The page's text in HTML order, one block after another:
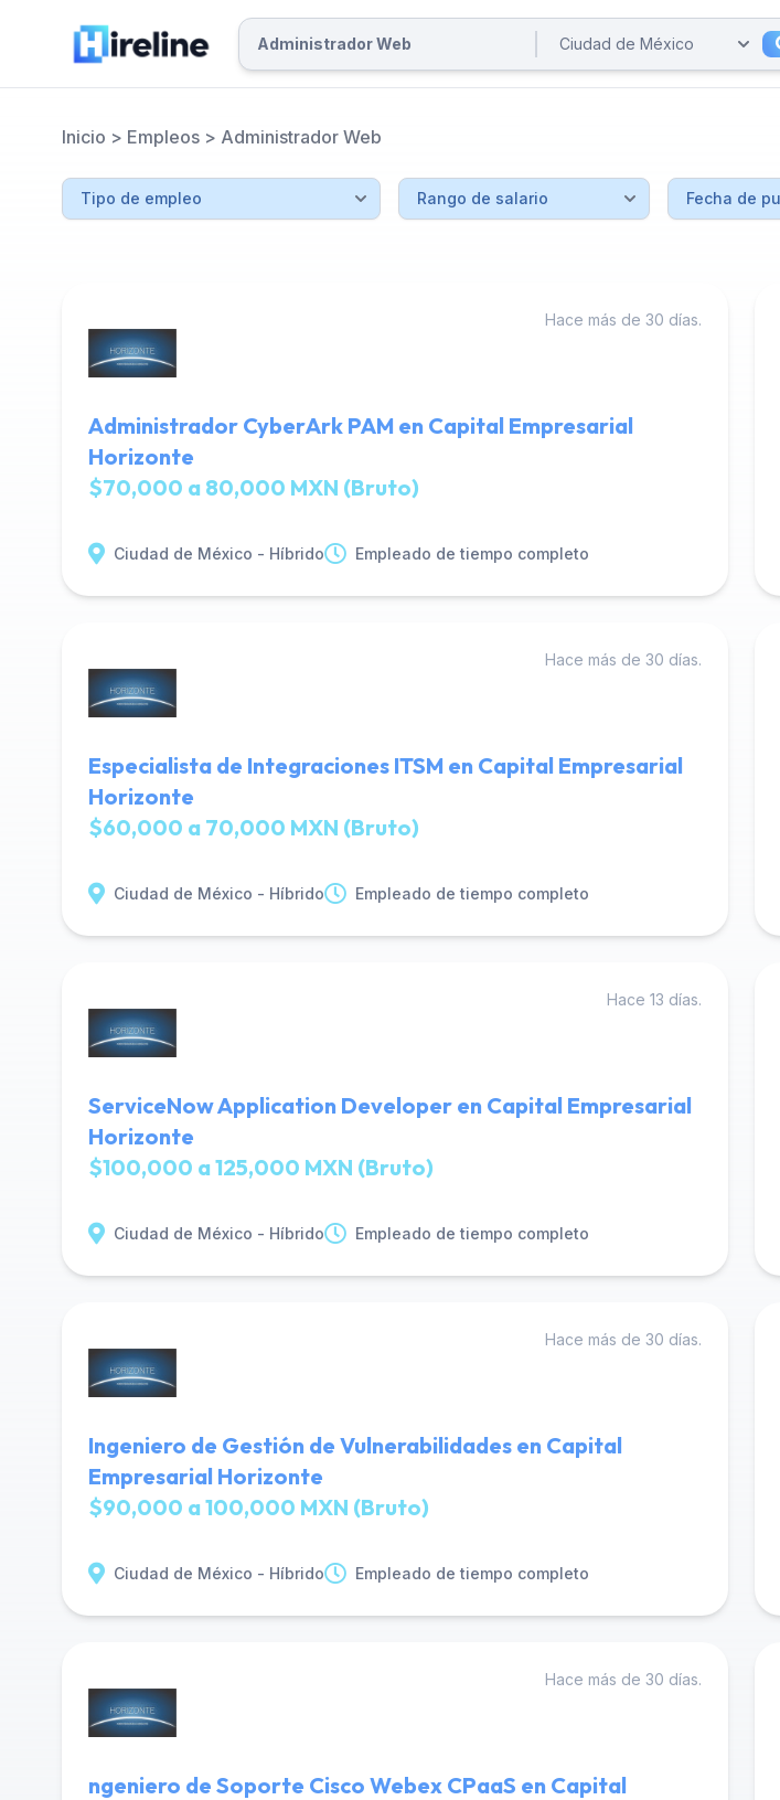
Inicio > Empleos > Administrador Web
Hace más de 30 días.
Administrador CyberArk PAM en Capital Empresarial
Horizonte
$70,000 a 80,000 MXN (Bruto)
Ciudad de México - Híbrido Empleado de tiempo completo
Hace más de 30 días.
Especialista de Integraciones ITSM en Capital Empresarial
Horizonte
$60,000 a 70,000 MXN (Bruto)
Ciudad de México - Híbrido Empleado de tiempo completo
Hace 13 días.
ServiceNow Application Developer en Capital Empresarial
Horizonte
$100,000 a 125,000 MXN (Bruto)
Ciudad de México - Híbrido Empleado de tiempo completo
Hace más de 30 días.
Ingeniero de Gestión de Vulnerabilidades en Capital
Empresarial Horizonte
$90,000 a 100,000 MXN (Bruto)
Ciudad de México - Híbrido Empleado de tiempo completo
Hace más de 30 días.
ngeniero de Soporte Cisco Webex CPaaS en Capital